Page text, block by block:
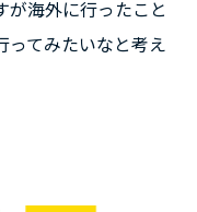
が海外に行ったこと
ってみたいなと考え